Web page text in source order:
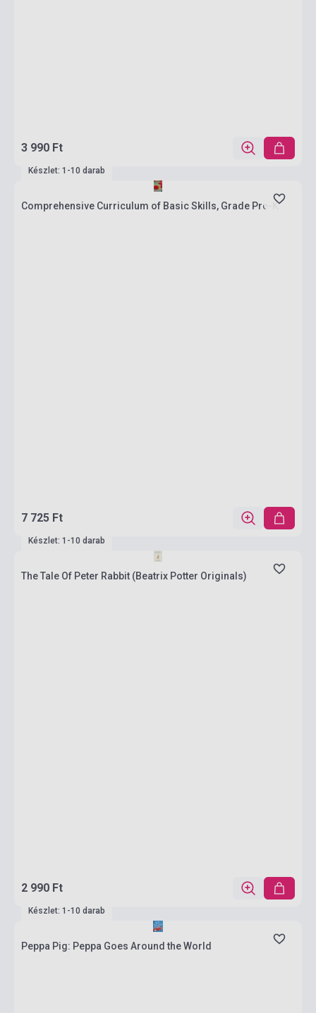
3 990 Ft
Készlet: 1-10 darab
Comprehensive Curriculum of Basic Skills, Grade Pre-K
7 725 Ft
Készlet: 1-10 darab
The Tale Of Peter Rabbit (Beatrix Potter Originals)
2 990 Ft
Készlet: 1-10 darab
Peppa Pig: Peppa Goes Around the World